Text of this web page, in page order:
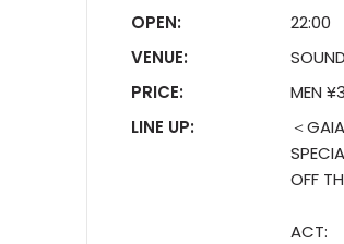
OPEN:
22:00
VENUE:
PRICE:
MEN
LINE UP:
＜
OFF
ACT: